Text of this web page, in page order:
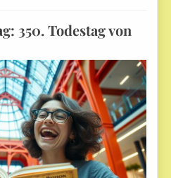
350. Todestag von